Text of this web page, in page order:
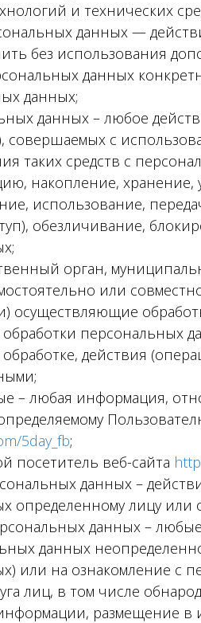
и технических
данных —
без использования
данных
данных;
данных – любое
совершаемых с
таких средств с
накопление,
использование,
обезличивание,
орган,
или
осуществляющие
персональных
действия
– любая информация,
5day_fb;
посетитель веб-сайта
данных –
определенному лицу или
данных –
данных
или на ознакомление с
лиц, в том числе
размещение